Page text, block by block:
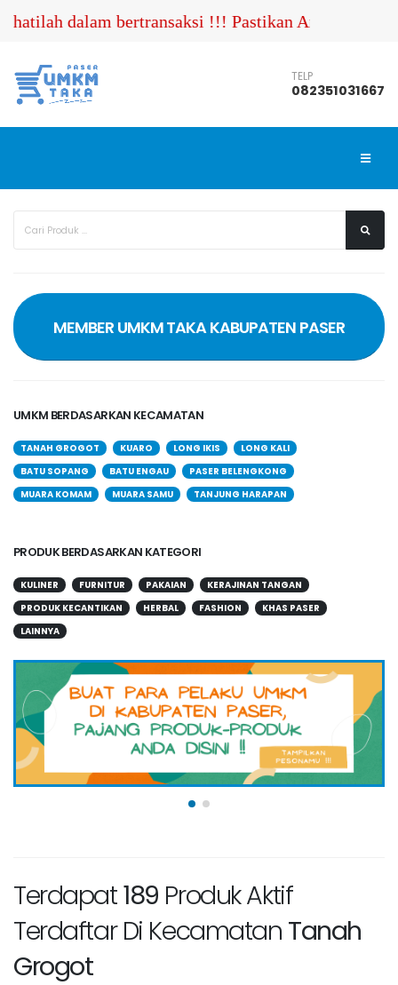
bertransaksi !!! Pastikan Anda menghubungi
TELP
082351031667
MEMBER UMKM TAKA KABUPATEN PASER
UMKM BERDASARKAN KECAMATAN
TANAH GROGOT KUARO LONG IKIS
LONG KALI
BATU SOPANG
BATU ENGAU
PASER BELENGKONG
MUARA KOMAM
MUARA SAMU TANJUNG HARAPAN
PRODUK BERDASARKAN KATEGORI
KULINER FURNITUR PAKAIAN
KERAJINAN TANGAN
PRODUK KECANTIKAN
HERBAL FASHION
KHAS PASER
LAINNYA
Terdapat189 Produk Aktif
Terdaftar Di Kecamatan Tanah
Grogot